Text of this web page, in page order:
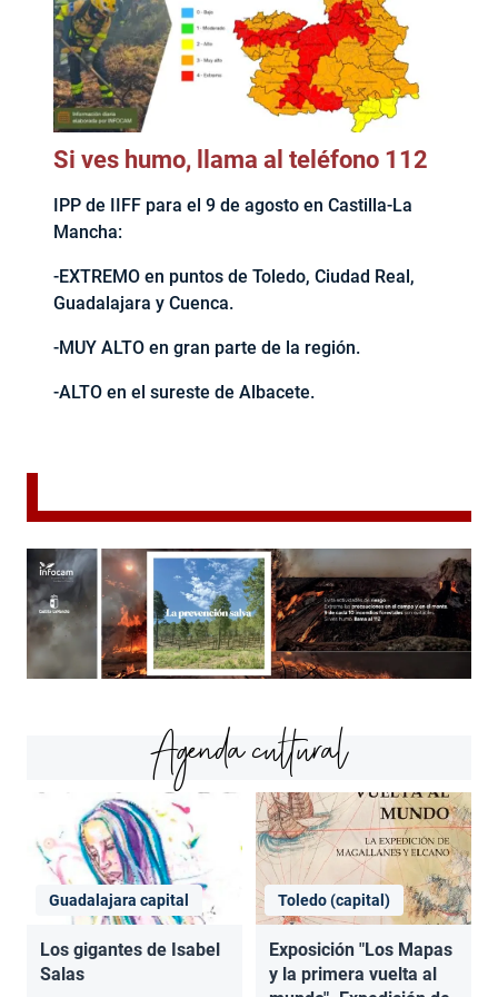
Si ves humo, llama al teléfono 112
IPP de IIFF para el 9 de agosto en Castilla-La
Mancha:
-EXTREMO en puntos de Toledo, Ciudad Real,
Guadalajara y Cuenca.
-MUY ALTO en gran parte de la región.
-ALTO en el sureste de Albacete.
Agenda cultural
Guadalajara capital
Los gigantes de Isabel
Salas
Toledo (capital)
Exposición "Los Mapas
y la primera vuelta al